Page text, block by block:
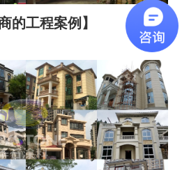
的工程案例】